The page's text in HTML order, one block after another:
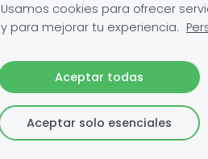
Usamos cookies para ofrecer
y para mejorar tu experiencia.
Aceptar todas
Aceptar solo esenciales